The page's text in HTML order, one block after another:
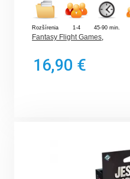
Rozšírenia 1-4 45-90 min.
Fantasy Flight Games,
16,90 €